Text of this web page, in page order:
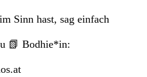
Sinn hast, sag einfach
📗 Bodhie*in: